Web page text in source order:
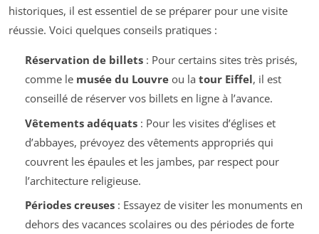
historiques, il est essentiel de se préparer pour une visite
réussie. Voici quelques conseils pratiques :
Réservation de billets: Pour certains sites très prisés,
comme le musée du Louvreou la tour Eiffel, il est
conseillé de réserver vos billets en ligne à l’avance.
Vêtements adéquats: Pour les visites d’églises et
d’abbayes, prévoyez des vêtements appropriés qui
couvrent les épaules et les jambes, par respect pour
l’architecture religieuse.
Périodes creuses: Essayez de visiter les monuments en
dehors des vacances scolaires ou des périodes de forte